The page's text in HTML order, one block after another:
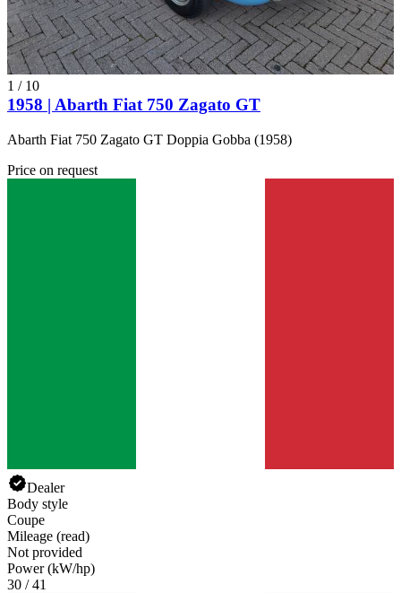
1 / 10
1958 | Abarth Fiat 750 Zagato GT
Abarth Fiat 750 Zagato GT Doppia Gobba (1958)
Price on request
Dealer
Body style
Coupe
Mileage (read)
Not provided
Power (kW/hp)
30 / 41